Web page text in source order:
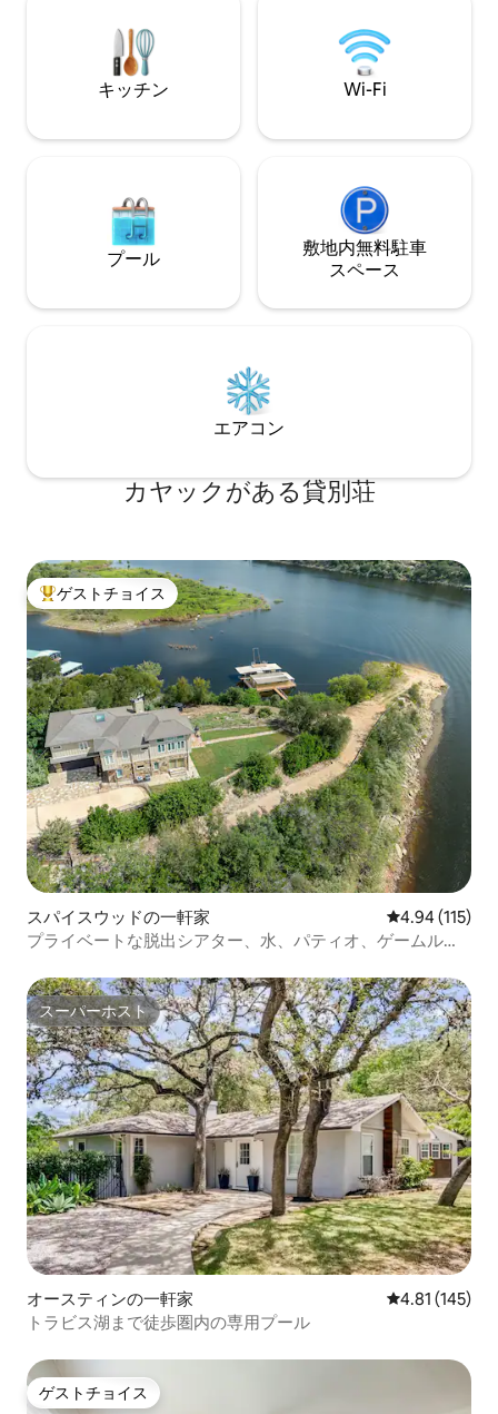
は広いウォークインシャワーがありま
す。 あなたとあなたの犬のお友達のため
の巨大な庭。 Molekuleで空気を浄化しま
す。 敷地内にボートランチ有り。
トは、忘れられな
を楽しめるボート
になります！ ゲスト専用の新しいジェッ
トスキーが利用可
キッチン Wi-Fi
プール
敷地内無料駐⁠車
ス⁠ペ⁠ー⁠ス
エアコン
カヤックがある貸別荘
大好評のゲストチョイスです。
ゲストチョイス
スパイスウッドの一軒家 レビュー115
4.94 (115)
プライベートな脱出シアター、水、パティオ、ゲームルー
スーパーホスト
スーパーホスト
オースティンの一軒家 レビュー145
4.81 (145)
トラビス湖まで徒歩圏内の専用プール
ゲストチョイス
ゲストチョイス